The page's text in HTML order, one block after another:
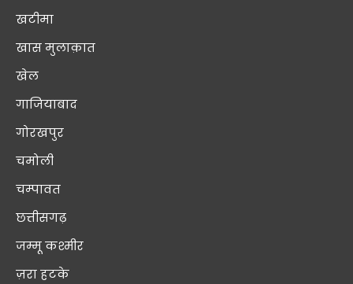
खटीमा
खास मुलाक़ात
खेल
गाजियाबाद
गोरखपुर
चमोली
चम्पावत
छत्तीसगढ़
जम्मू कश्मीर
ज़रा हटके